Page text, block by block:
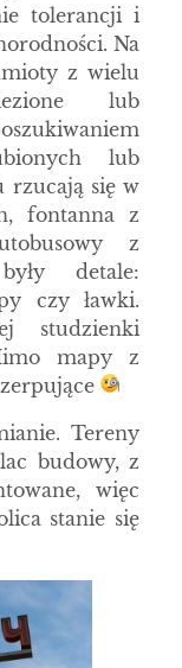
tolerancji i
Na
z wielu
lub
lub
rzucają się w
fontanna z
z
detale:
czy ławki.
studzienki
mapy z
Tereny
budowy, z
więc
stanie się